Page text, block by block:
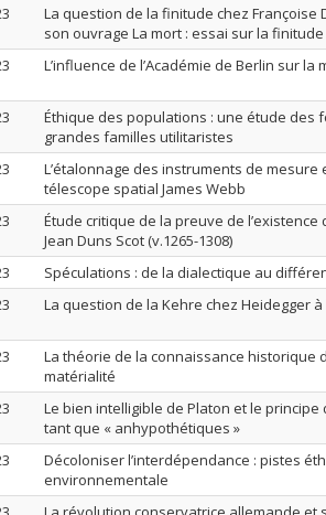
La question de la finitude chez
son ouvrage La mort : essai sur la finitude
L’influence de l’Académie de Berlin sur
Éthique des populations : une étude
grandes familles utilitaristes
L’étalonnage des instruments de
télescope spatial James Webb
Étude critique de la preuve de
Jean Duns Scot (v.1265-1308)
Spéculations : de la dialectique au
La question de la Kehre chez Heidegger
La théorie de la connaissance historique
matérialité
Le bien intelligible de Platon et le
tant que « anhypothétiques »
Décoloniser l’interdépendance : pistes
environnementale